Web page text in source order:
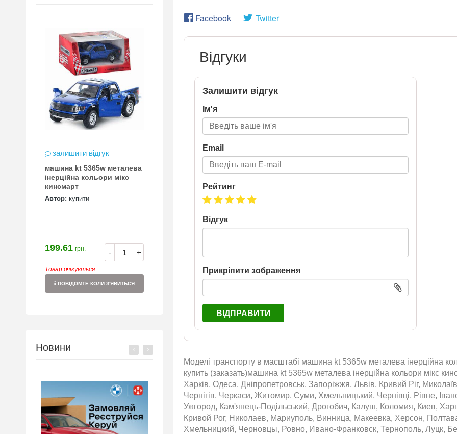
залишити відгук
машина kt 5365w металева
інерційна кольори мікс
кинсмарт
Автор: купити
- +
199.61 грн.
Товар очікується
ПОВІДОМТЕ КОЛИ З'ЯВИТЬСЯ
Новини
Facebook Twitter
Відгуки
Залишити відгук
Ім'я
Email
Рейтинг
Відгук
Прикріпити зображення
ВІДПРАВИТИ
Моделі транспорту в масштабі машина kt 5365w металева інерційна
купить (заказать)машина kt 5365w металева інерційна кольори мікс
Харків, Одеса, Дніпропетровськ, Запоріжжя, Львів, Кривий Ріг,
Чернігів, Черкаси, Житомир, Суми, Хмельницький, Чернівці, Рівне,
Ужгород, Кам'янець-Подільський, Дрогобич, Калуш, Коломия, Киев,
Кривой Рог, Николаев, Мариуполь, Винница, Макеевка, Херсон,
Хмельницкий, Черновцы, Ровно, Ивано-Франковск, Тернополь, Луцк,